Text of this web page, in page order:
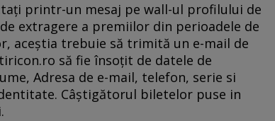
printr-un mesaj pe wall-ul profilului de
extragere a premiilor din perioadele de
aceştia trebuie să trimită un e-mail de
să fie însoţit de datele de
Adresa de e-mail, telefon, serie si
Câştigătorul biletelor puse in